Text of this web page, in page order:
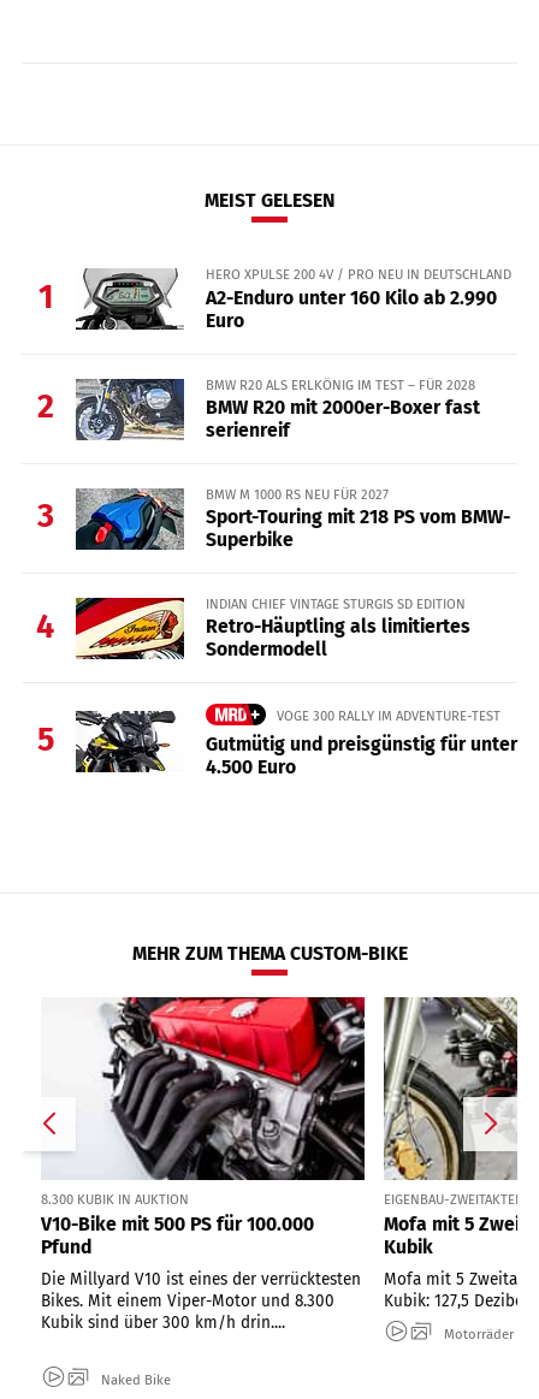
MEIST GELESEN
1
HERO XPULSE 200 4V / PRO NEU IN DEUTSCHLAND
A2-Enduro unter 160 Kilo ab 2.990
Euro
2
BMW R20 ALS ERLKÖNIG IM TEST – FÜR 2028
BMW R20 mit 2000er-Boxer fast
serienreif
3
BMW M 1000 RS NEU FÜR 2027
Sport-Touring mit 218 PS vom BMW-
Superbike
4
INDIAN CHIEF VINTAGE STURGIS SD EDITION
Retro-Häuptling als limitiertes
Sondermodell
5
VOGE 300 RALLY IM ADVENTURE-TEST
Gutmütig und preisgünstig für unter
4.500 Euro
MEHR ZUM THEMA CUSTOM-BIKE
8.300 KUBIK IN AUKTION
V10-Bike mit 500 PS für 100.000
Pfund
Die Millyard V10 ist eines der verrücktesten
Bikes. Mit einem Viper-Motor und 8.300
Kubik sind über 300 km/h drin....
Naked Bike
EIGENBAU-ZWEITAKTER
Mofa mit 5
Kubik
Mofa mit 5
Kubik: 127,5 Dezibel
Motorräder